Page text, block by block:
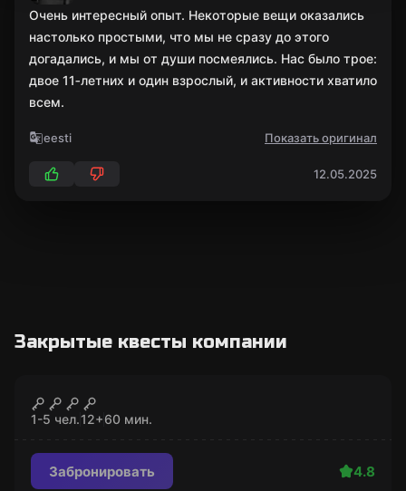
Очень интересный опыт. Некоторые вещи оказались
настолько простыми, что мы не сразу до этого
догадались, и мы от души посмеялись. Нас было трое:
двое 11‑летних и один взрослый, и активности хватило
всем.
eesti Показать оригинал
12.05.2025
Закрытые квесты компании
Таблетка в когтях
1-5 чел.12+60 мин.
Забронировать 4.8